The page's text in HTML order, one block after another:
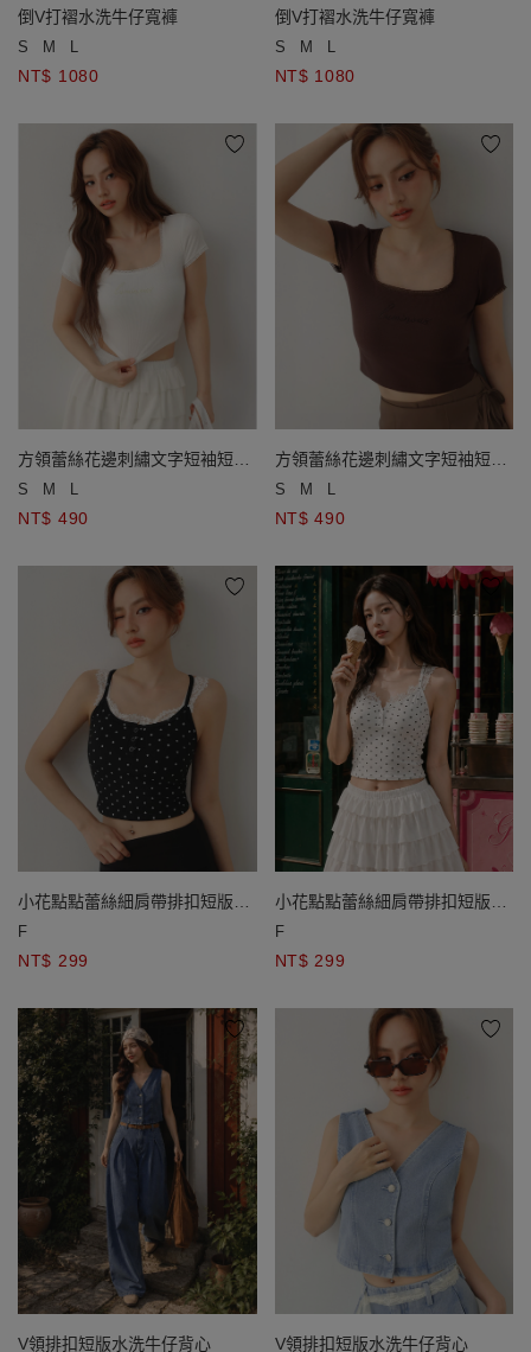
倒V打褶水洗牛仔寬褲
S M L
NT$ 1080
倒V打褶水洗牛仔寬褲
S M L
NT$ 1080
方領蕾絲花邊刺繡文字短袖短版
羅紋上衣
S M L
NT$ 490
方領蕾絲花邊刺繡文字短袖短版
羅紋上衣
S M L
NT$ 490
小花點點蕾絲細肩帶排扣短版
BRA背心
F
NT$ 299
小花點點蕾絲細肩帶排扣短版
BRA背心
F
NT$ 299
V領排扣短版水洗牛仔背心 V領排扣短版水洗牛仔背心